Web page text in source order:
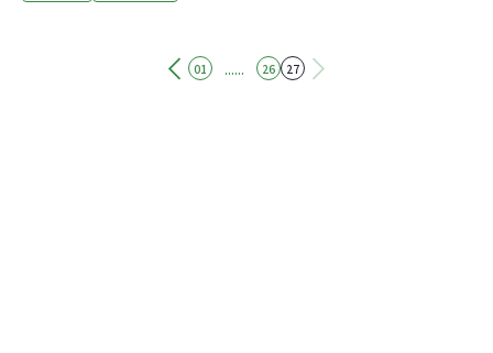
方。」電影「絲克伍事件」（Silkwood）裏，當絲克伍想
01 ...... 26 27